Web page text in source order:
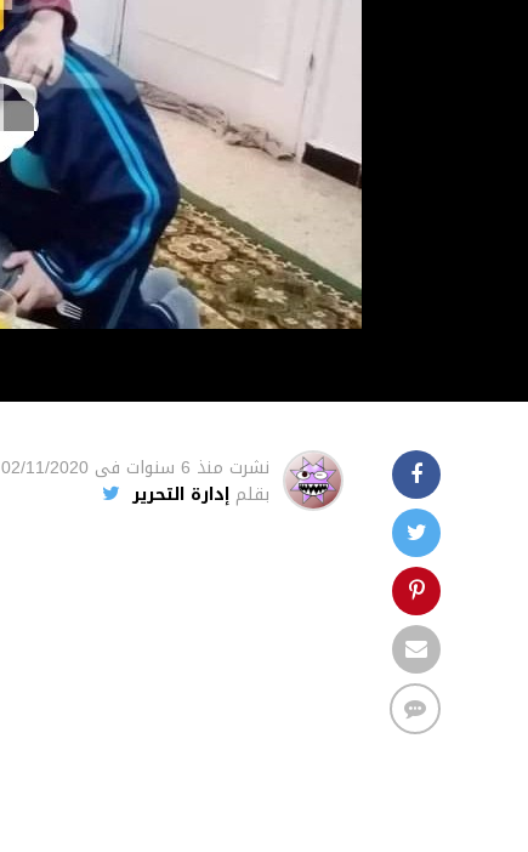
نشرت منذ 6 سنوات فى 02/11/2020
بقلم إدارة التحرير